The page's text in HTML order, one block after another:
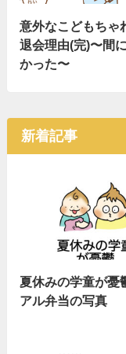
意外なこどもちゃ
退会理由(完)〜間
かった〜
新着記事
夏休みの学童が憂
アル弁当の写真